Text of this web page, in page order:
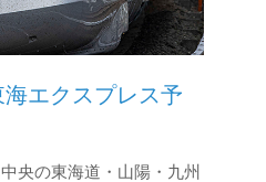
エクスプレス予
央の東海道・山陽・九州